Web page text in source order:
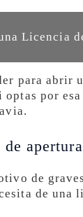
Licencia
para
por
apertura
de
de